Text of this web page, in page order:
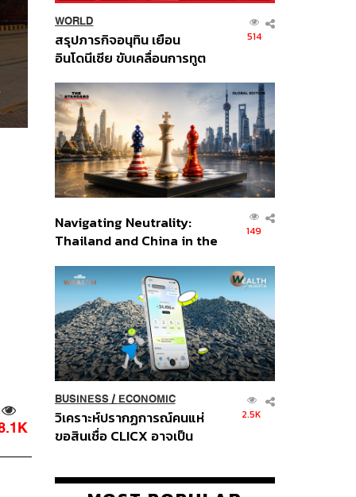
WORLD
สรุปภารกิจอนุทิน เยือน
อินโดนีเซีย ขับเคลื่อนการทูต
ส่วนยุทธศาสตร์ไทย –
อินโดนีเซีย
514
Navigating Neutrality:
Thailand and China in the
Order
149
BUSINESS/ ECONOMIC
วิเคราะห์ปรากฏการณ์คนแห่
ขอสินเชื่อ CLICX อาจเป็น
ปัญหาหนี้ครัวเรือนไทยที่ถูกซุก
2.5K